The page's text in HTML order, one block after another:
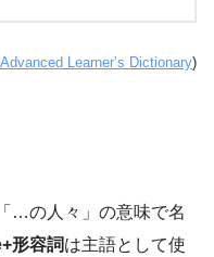
Learner’s Dictionary)
…の人々」の意味で名
形容詞は主語として使